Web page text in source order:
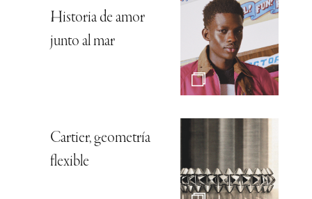
Historia de amor
junto al mar
Cartier, geometría
flexible